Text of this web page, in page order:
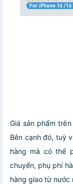
Giá sản phẩm
Bên cạnh đó, tuỳ
hàng mà có thể
chuyển, phụ phí
hàng giao từ nước